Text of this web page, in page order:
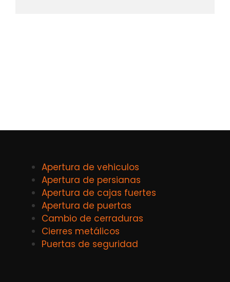
Apertura de vehiculos
Apertura de persianas
Apertura de cajas fuertes
Apertura de puertas
Cambio de cerraduras
Cierres metálicos
Puertas de seguridad